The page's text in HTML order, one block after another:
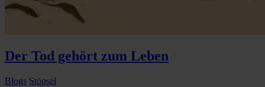
Der Tod gehört zum Leben
Blogs Stöpsel